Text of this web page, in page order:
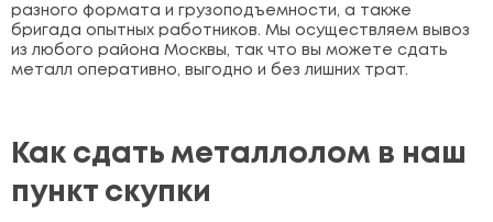
разного формата и грузоподъемности, а также
бригада опытных работников. Мы осуществляем вывоз
из любого района Москвы, так что вы можете сдать
металл оперативно, выгодно и без лишних трат.
Как сдать металлолом в наш
пункт скупки